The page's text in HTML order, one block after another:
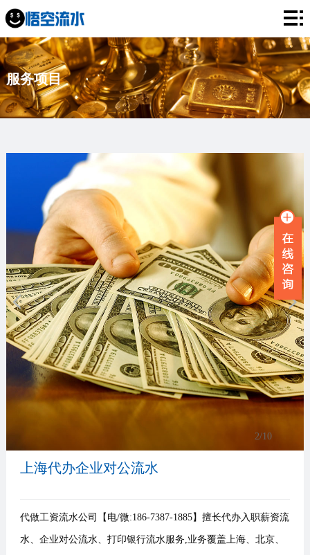
网
站
首
页
银
行
流
工
资
薪
水
目
资
讯
牌
故
事
联
系
我
服务项目
3/10
上海代办企业对公流水
代做工资流水公司【电/微:186-7387-1885】擅长代办入职薪资流
水、企业对公流水、打印银行流水服务,业务覆盖上海、北京、